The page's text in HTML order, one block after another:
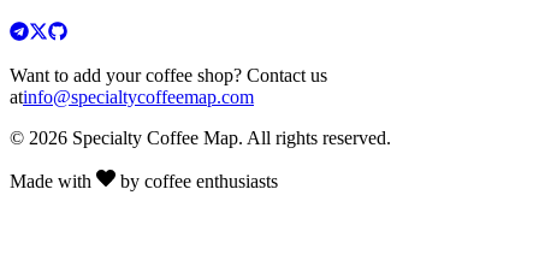
Want to add your coffee shop? Contact us
atinfo@specialtycoffeemap.com
© 2026 Specialty Coffee Map. All rights reserved.
Made with by coffee enthusiasts